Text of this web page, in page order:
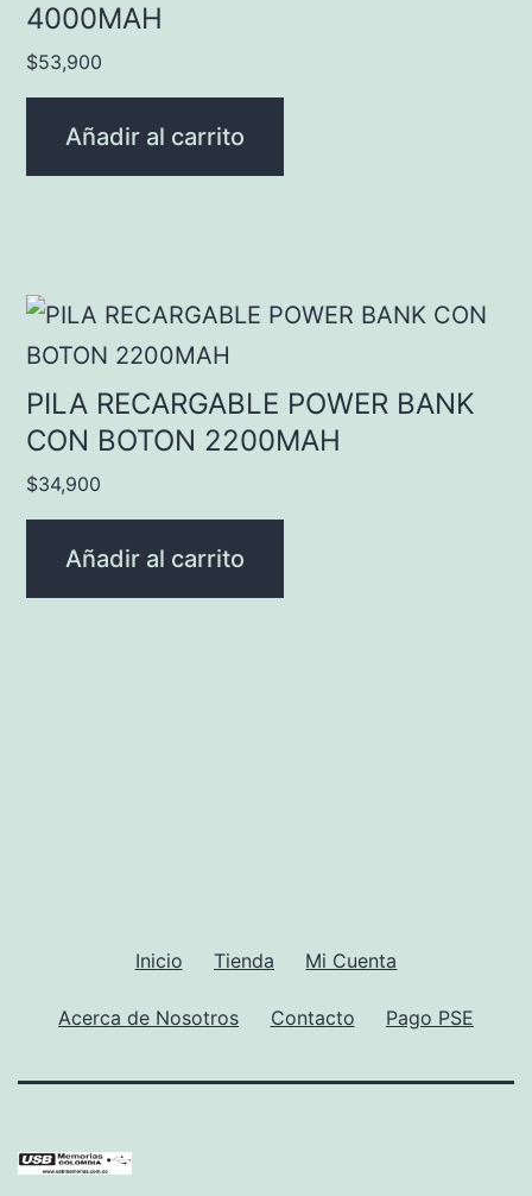
4000MAH
$53,900
Añadir al carrito
PILA RECARGABLE POWER BANK
CON BOTON 2200MAH
$34,900
Añadir al carrito
Inicio Tienda Mi Cuenta
Acerca de Nosotros Contacto Pago PSE